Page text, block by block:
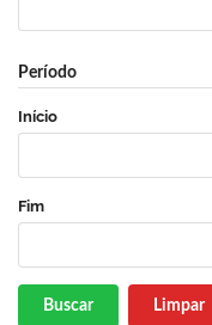
Período
Início
Fim
Buscar Limpar